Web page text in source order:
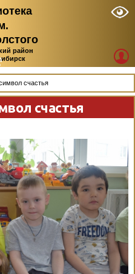
район
счастья
счастья